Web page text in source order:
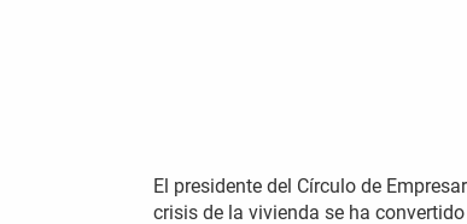
El presidente del Círculo de
crisis de la vivienda se ha